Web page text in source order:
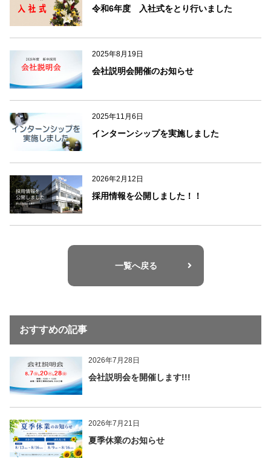
o
k
令和6年度 入社式をとり行いました
2025年8月19日
会社説明会開催のお知らせ
2025年11月6日
インターンシップを実施しました
2026年2月12日
採用情報を公開しました！！
一覧へ戻る
おすすめの記事
2026年7月28日
会社説明会を開催します!!!
2026年7月21日
夏季休業のお知らせ